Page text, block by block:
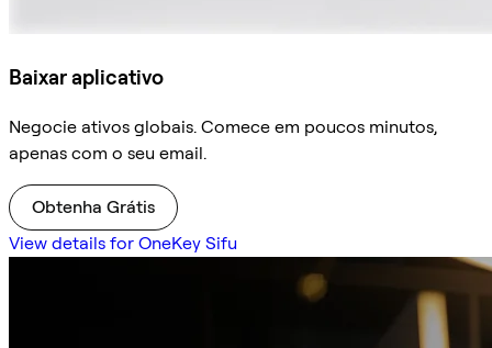
Baixar aplicativo
Negocie ativos globais. Comece em poucos minutos,
apenas com o seu email.
Obtenha Grátis
View details for OneKey Sifu